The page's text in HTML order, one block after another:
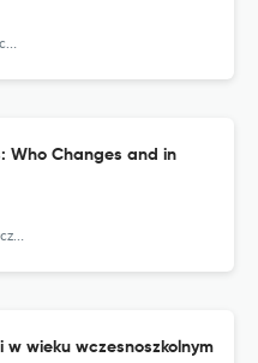
Who Changes and in
w wieku wczesnoszkolnym